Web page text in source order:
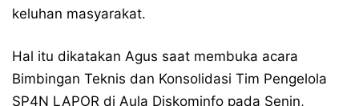
keluhan masyarakat.
Hal itu dikatakan Agus saat membuka acara
Bimbingan Teknis dan Konsolidasi Tim Pengelola
SP4N LAPOR di Aula Diskominfo pada Senin,